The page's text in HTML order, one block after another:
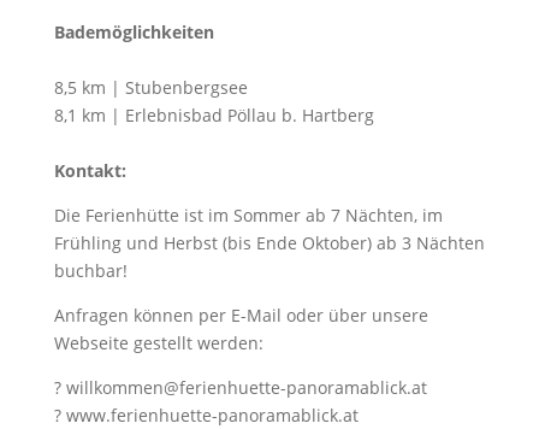
Bademöglichkeiten
8,5 km | Stubenbergsee
8,1 km | Erlebnisbad Pöllau b. Hartberg
Kontakt:
Die Ferienhütte ist im Sommer ab 7 Nächten, im
Frühling und Herbst (bis Ende Oktober) ab 3 Nächten
buchbar!
Anfragen können per E-Mail oder über unsere
Webseite gestellt werden:
? willkommen@ferienhuette-panoramablick.at
? www.ferienhuette-panoramablick.at